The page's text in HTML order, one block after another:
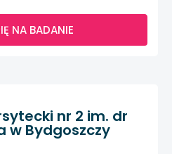
NA BADANIE
nr 2 im. dr
w Bydgoszczy